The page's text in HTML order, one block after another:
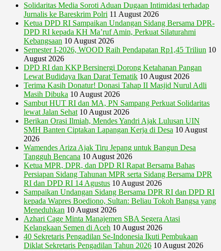
Solidaritas Media Soroti Aduan Dugaan Intimidasi terhadap
Jurnalis ke Bareskrim Polri 11 August 2026
Ketua DPD RI Sampaikan Undangan Sidang Bersama DPR-
DPD RI kepada KH Ma’ruf Amin, Perkuat Silaturahmi
Kebangsaan 10 August 2026
Semester I-2026, WOOD Raih Pendapatan Rp1,45 Triliun 10
August 2026
DPD RI dan KKP Bersinergi Dorong Ketahanan Pangan
Lewat Budidaya Ikan Darat Tematik 10 August 2026
Terima Kasih Donatur! Donasi Tahap II Masjid Nurul Adli
Masih Dibuka 10 August 2026
Sambut HUT RI dan MA, PN Sampang Perkuat Solidaritas
lewat Jalan Sehat 10 August 2026
Berikan Orasi Ilmiah, Mendes Yandri Ajak Lulusan UIN
SMH Banten Ciptakan Lapangan Kerja di Desa 10 August
2026
Wamendes Ariza Ajak Tiru Jepang untuk Bangun Desa
Tangguh Bencana 10 August 2026
Ketua MPR, DPR, dan DPD RI Rapat Bersama Bahas
Persiapan Sidang Tahunan MPR serta Sidang Bersama DPR
RI dan DPD RI 14 Agustus 10 August 2026
Sampaikan Undangan Sidang Bersama DPR RI dan DPD RI
kepada Wapres Boediono, Sultan: Beliau Tokoh Bangsa yang
Meneduhkan 10 August 2026
Azhari Cage Minta Manajemen SBA Segera Atasi
Kelangkaan Semen di Aceh 10 August 2026
40 Sekretaris Pengadilan Se-Indonesia Ikuti Pembukaan
Diklat Sekretaris Pengadilan Tahun 2026 10 August 2026